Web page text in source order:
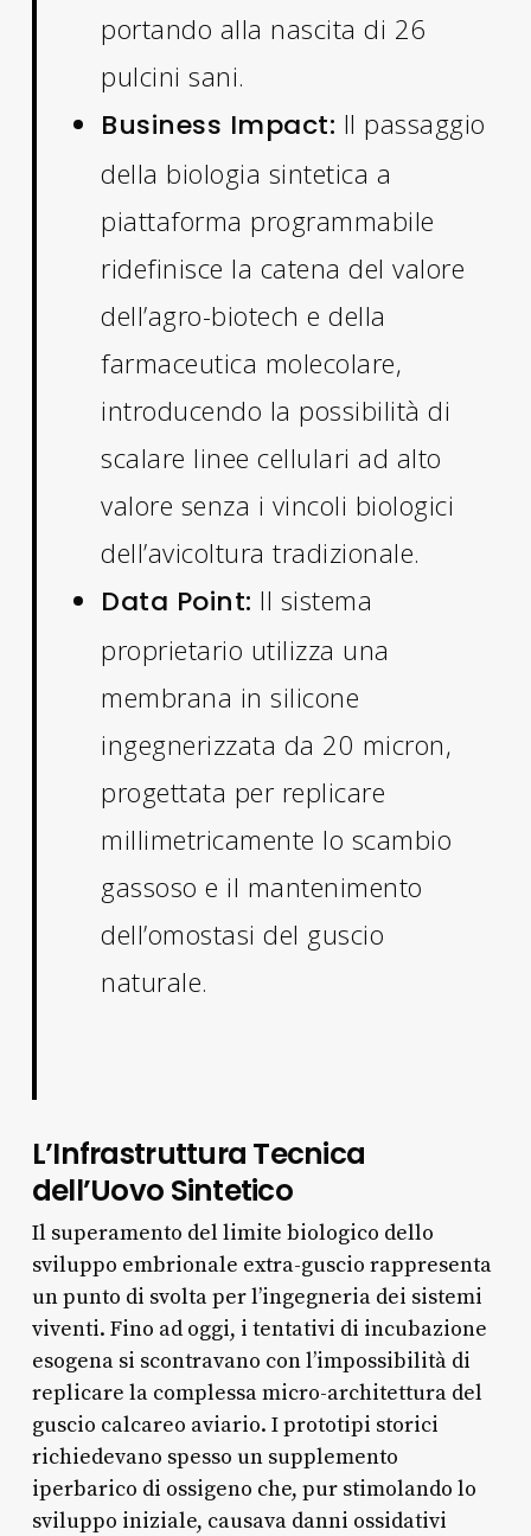
portando alla nascita di 26
pulcini sani.
Business Impact: Il passaggio
della biologia sintetica a
piattaforma programmabile
ridefinisce la catena del valore
dell’agro-biotech e della
farmaceutica molecolare,
introducendo la possibilità di
scalare linee cellulari ad alto
valore senza i vincoli biologici
dell’avicoltura tradizionale.
Data Point: Il sistema
proprietario utilizza una
membrana in silicone
ingegnerizzata da 20 micron,
progettata per replicare
millimetricamente lo scambio
gassoso e il mantenimento
dell’omostasi del guscio
naturale.
L’Infrastruttura Tecnica
dell’Uovo Sintetico
Il superamento del limite biologico dello
sviluppo embrionale extra-guscio rappresenta
un punto di svolta per l’ingegneria dei sistemi
viventi. Fino ad oggi, i tentativi di incubazione
esogena si scontravano con l’impossibilità di
replicare la complessa micro-architettura del
guscio calcareo aviario. I prototipi storici
richiedevano spesso un supplemento
iperbarico di ossigeno che, pur stimolando lo
sviluppo iniziale, causava danni ossidativi